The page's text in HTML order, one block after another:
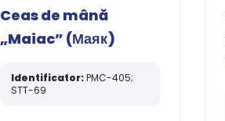
Ceas de mână
„Maiac” (Маяк)
Identificator:PMC-405;
STT-69